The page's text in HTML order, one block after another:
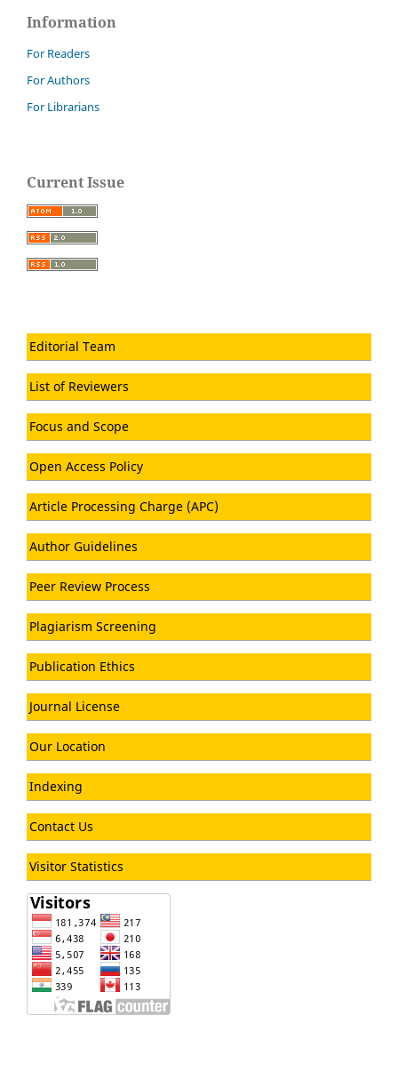
Information
For Readers
For Authors
For Librarians
Current Issue
Editorial Team
List of Reviewers
Focus and Scope
Open Access Policy
Article Processing Charge (APC)
Author Guidelines
Peer Review Process
Plagiarism Screening
Publication Ethics
Journal License
Our Location
Indexing
Contact Us
Visitor Statistics